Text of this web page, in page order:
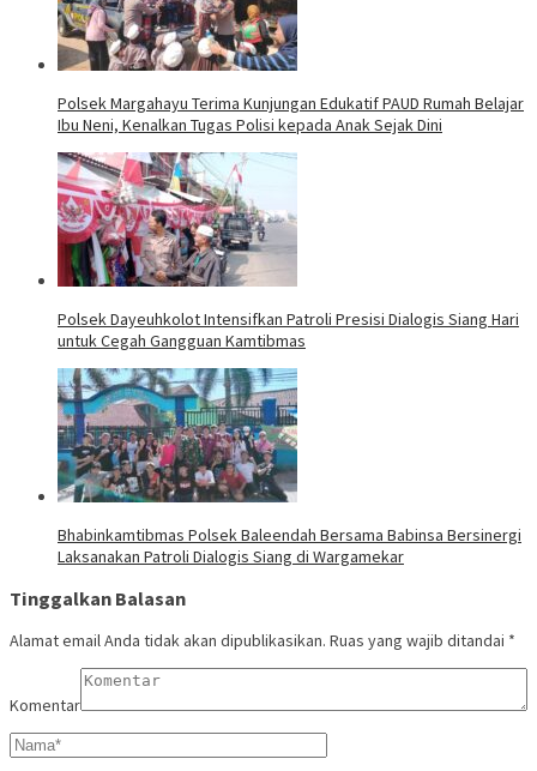
Polsek Margahayu Terima Kunjungan Edukatif PAUD Rumah Belajar
Ibu Neni, Kenalkan Tugas Polisi kepada Anak Sejak Dini
Polsek Dayeuhkolot Intensifkan Patroli Presisi Dialogis Siang Hari
untuk Cegah Gangguan Kamtibmas
Bhabinkamtibmas Polsek Baleendah Bersama Babinsa Bersinergi
Laksanakan Patroli Dialogis Siang di Wargamekar
Tinggalkan Balasan
Alamat email Anda tidak akan dipublikasikan. Ruas yang wajib ditandai *
Komentar